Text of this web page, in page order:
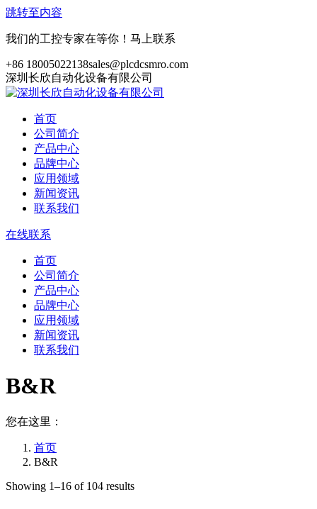
跳转至内容
我们的工控专家在等你！马上联系
+86 18005022138sales@plcdcsmro.com
深圳长欣自动化设备有限公司
首页
公司简介
产品中心
品牌中心
应用领域
新闻资讯
联系我们
在线联系
首页
公司简介
产品中心
品牌中心
应用领域
新闻资讯
联系我们
B&R
您在这里：
首页
B&R
Showing 1–16 of 104 results